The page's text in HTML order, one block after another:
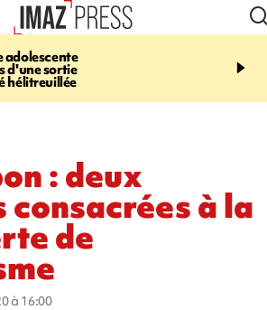
adolescente
d'une sortie
hélitreuillée
20:44
rouée de coups,
: deux
consacrées à la
de
à 16:00